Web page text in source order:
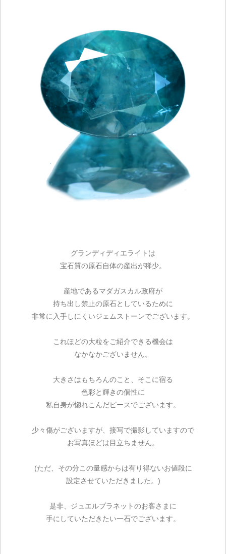
グランディディエライトは
宝石質の原石自体の産出が稀少。
産地であるマダガスカル政府が
持ち出し禁止の原石としているために
非常に入手しにくいジェムストーンでございます。
これほどの大粒をご紹介できる機会は
なかなかございません。
大きさはもちろんのこと、そこに宿る
色彩と輝きの個性に
私自身が惚れこんだピースでございます。
少々傷がございますが、接写で撮影していますので
お写真ほどは目立ちません。
(ただ、その分この量感からは有り得ないお値段に
設定させていただきました。)
是非、ジュエルプラネットのお客さまに
手にしていただきたい一石でございます。